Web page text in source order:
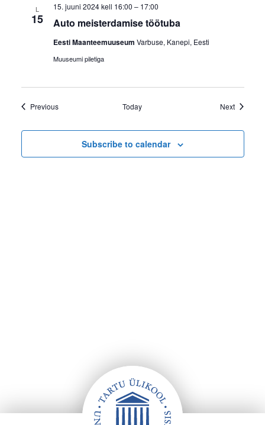
L
15 Auto meisterdamise töötuba
15. juuni 2024 kell 16:00 – 17:00
Eesti Maanteemuuseum Varbuse, Kanepi, Eesti
Muuseumi piletiga
PreviousEvents Today NextEvents
Subscribe to calendar